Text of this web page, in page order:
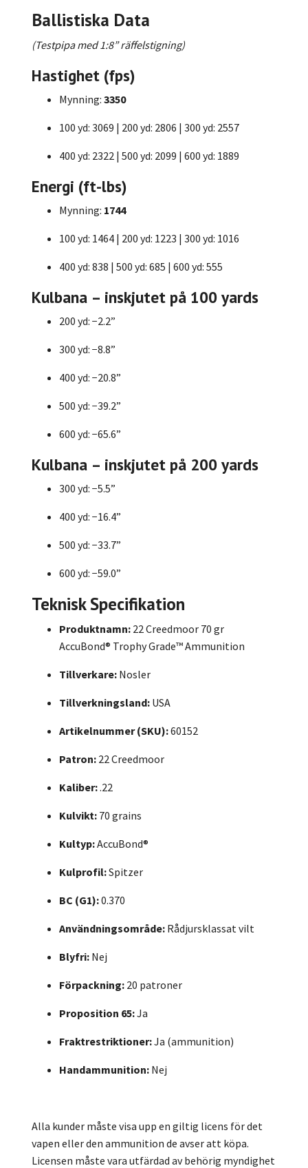
Ballistiska Data
(Testpipa med 1:8” räffelstigning)
Hastighet (fps)
Mynning: 3350
100 yd: 3069 | 200 yd: 2806 | 300 yd: 2557
400 yd: 2322 | 500 yd: 2099 | 600 yd: 1889
Energi (ft-lbs)
Mynning: 1744
100 yd: 1464 | 200 yd: 1223 | 300 yd: 1016
400 yd: 838 | 500 yd: 685 | 600 yd: 555
Kulbana – inskjutet på 100 yards
200 yd: −2.2”
300 yd: −8.8”
400 yd: −20.8”
500 yd: −39.2”
600 yd: −65.6”
Kulbana – inskjutet på 200 yards
300 yd: −5.5”
400 yd: −16.4”
500 yd: −33.7”
600 yd: −59.0”
Teknisk Specifikation
Produktnamn: 22 Creedmoor 70 gr
AccuBond® Trophy Grade™ Ammunition
Tillverkare: Nosler
Tillverkningsland: USA
Artikelnummer (SKU):60152
Patron: 22 Creedmoor
Kaliber:.22
Kulvikt: 70 grains
Kultyp:AccuBond®
Kulprofil:Spitzer
BC (G1):0.370
Användningsområde: Rådjursklassat vilt
Blyfri: Nej
Förpackning: 20 patroner
Proposition 65:Ja
Fraktrestriktioner:Ja (ammunition)
Handammunition: Nej
Alla kunder måste visa upp en giltig licens för det
vapen eller den ammunition de avser att köpa.
Licensen måste vara utfärdad av behörig myndighet